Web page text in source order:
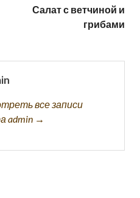
Салат с ветчиной и
грибами
все записи
admin →